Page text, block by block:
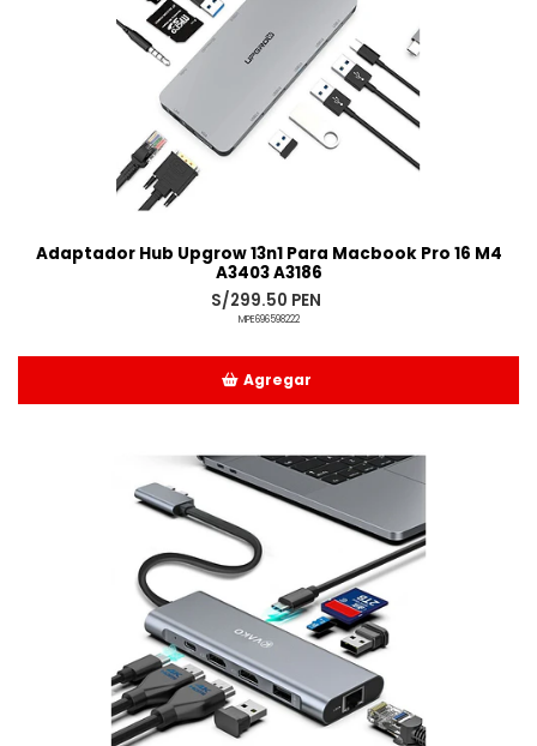
Adaptador Hub Upgrow 13n1 Para Macbook Pro 16 M4
A3403 A3186
S/299.50 PEN
MPE696598222
Agregar